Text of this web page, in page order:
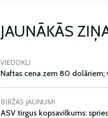
JAUNĀKĀS
VIEDOKĻI
Naftas cena zem 80 dolāriem;
BIRŽAS JAUNUMI
ASV tirgus kopsavilkums: